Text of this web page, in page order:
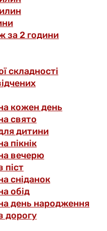
за 2 години
складності
кожен день
свято
дитини
пікнік
вечерю
піст
сніданок
обід
день народження
дорогу